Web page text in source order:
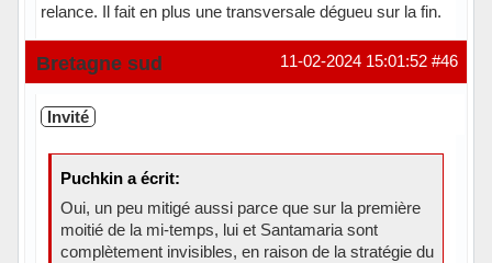
relance. Il fait en plus une transversale dégueu sur la fin.
En ligne #46
11-02-2024 15:01:52
Bretagne sud
Invité
Puchkin a écrit:
Oui, un peu mitigé aussi parce que sur la première
moitié de la mi-temps, lui et Santamaria sont
complètement invisibles, en raison de la stratégie du